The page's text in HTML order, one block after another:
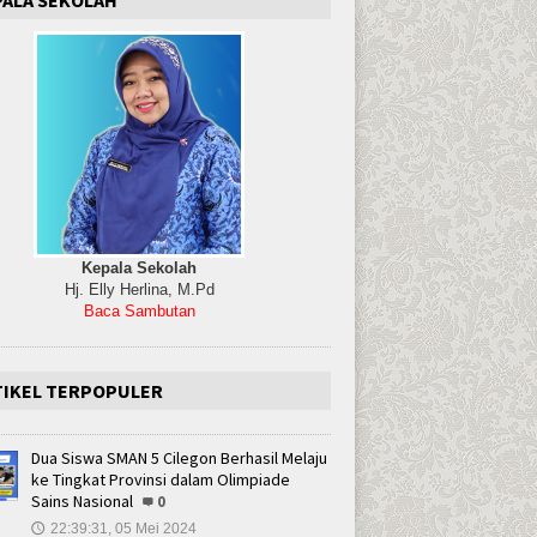
Kepala Sekolah
Hj. Elly Herlina, M.Pd
Baca Sambutan
TERPOPULER
Dua Siswa SMAN 5 Cilegon Berhasil Melaju
ke Tingkat Provinsi dalam Olimpiade
Sains Nasional
0
🕔 22:39:31, 05 Mei 2024